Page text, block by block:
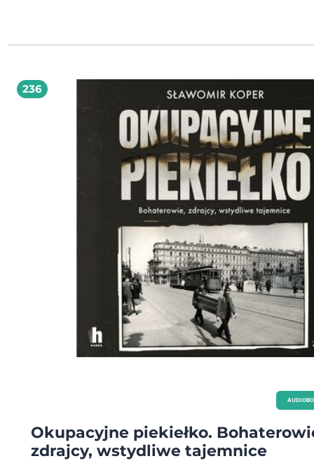
ponieważ nawykłyśmy do przemocy. W domu, w pracy, w szpitalu, w
agresja, sądy plotkarskie. Dopóki nie sięgniemy po własną moc - a dostęp do
przynosi zaprzestanie pilnowania, oceniania, recenzowania, zawstydzania,
wyśmiewania, upokarzania, dołowania i moralnego osądzania na każdym
samej siebie oraz innych kobiet - pozostaniemy skazane na zapyziały salon,
przydeptane kapcie i zatłuszczoną kuchnię domu odwiecznej Anieli Dulskiej.
Bezlitosny osąd da się zamienić w życzliwą ciekawość. Kompleksy i brak wiary
można pokonać. Każdego dnia komuś się to udaje. Chcę, byśmy, gdy przyjdzie
umarły, będąc dla siebie siostrami. Wtedy będziemy żyły długo i szczęśliwie w
kolejnych pokoleń kobiet, które będą wiedziały, z kogo brać przykład. O tym
książka. - Paulina Młynarska Paulina Młynarska (1970) - niezależna dziennikarka
pisarka, felietonistka, podróżniczka, businesswoman. Zaangażowana
feministka i certyfikowana nauczycielka jogi. Sama o sobie mówi, że ma na
sześć życiorysów, a przecież to dopiero początek. Mieszka na Krecie z dwoma
trzema kotami i całym mnóstwem opowieści. Matka dorosłej córki. Jej profile w
mediach społecznościowych śledzi ponad dwieście tysięcy osób.
236
Okupacyjne piekiełko.
zdrajcy, wstydliwe tajemnice